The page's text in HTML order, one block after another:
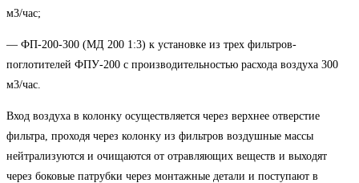
м3/час;
— ФП-200-300 (МД 200 1:3) к установке из трех фильтров-
поглотителей ФПУ-200 с производительностью расхода воздуха 300
м3/час.
Вход воздуха в колонку осуществляется через верхнее отверстие
фильтра, проходя через колонку из фильтров воздушные массы
нейтрализуются и очищаются от отравляющих веществ и выходят
через боковые патрубки через монтажные детали и поступают в